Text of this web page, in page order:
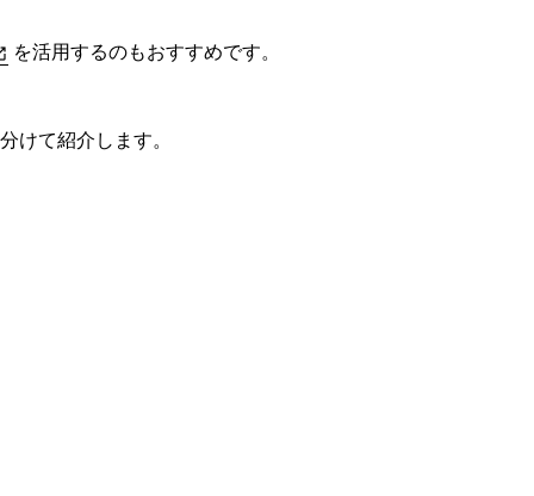
を活用するのもおすすめです。
けて紹介します。